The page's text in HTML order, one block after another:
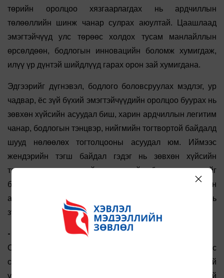
төрийн оролцоо хязгаарлагдах нь ардчиллын
төлөөллийн шинж чанар сулрах аюултай. Цаашлаад
эмэгтэйчүүд улс төрөөс холдох тусам манлайллын
өрсөлдөөн, бодлогын инновацийн боломж хумигдаж,
илүү үр дүнтэй шийдлүүд гарах орон зай хумигдана.
Эдгээрийг дүгнэвэл, бодлого боловсруулах мэдлэг, ур
чадвар, ёс зүй бүхий эмэгтэйчүүдийн оролцоо буурах нь
зөвхөн хүйсийн асуудал биш, харин ардчиллын легитим
чанар, бодлогын тэнцвэр, нийгмийн тогтвортой байдалд
шууд нөлөөлөх тогтолцооны асуудал юм. Иймээс
жендэрийн тэгш байдал гэдэг нь зөвхөн хүйсийн
тэнцвэр хангах төдий өнгөц зүйл биш юм гэдгийг
бодлогын хувьд, тогтолцооны хувьд харж төлөөллийн
ардчиллыг бэхжүүлэхийн төлөө үргэлж тэмүүлж байх нь
зүйтэй.
- Тэгвэл шийдэл нь юу байж болох вэ?
Олон шийдэл санал болгож болно. Эдгээрээс
судалгааны зөвлөмж хэсэгт оруулсан байгаа. Эмэгтэй
улстөрчдийн цахим аюулгүй байдлыг зөвхөн хувь хүний